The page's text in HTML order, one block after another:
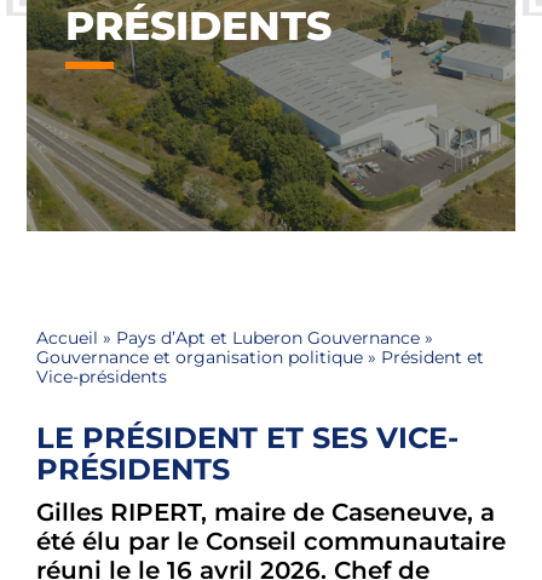
PRÉSIDENTS
Accueil » Pays d’Apt et Luberon Gouvernance»
Gouvernance et organisation politique» Président et
Vice-présidents
LE PRÉSIDENT ET SES VICE-
PRÉSIDENTS
Gilles RIPERT, maire de Caseneuve, a
été élu par le Conseil communautaire
réuni le le 16 avril 2026. Chef de